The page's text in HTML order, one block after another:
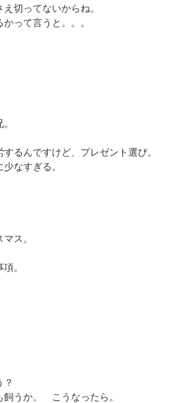
切ってないからね。
って言うと。。。
るんですけど、プレゼント選び。
なすぎる。
ス。
。
？
飼うか。 こうなったら。